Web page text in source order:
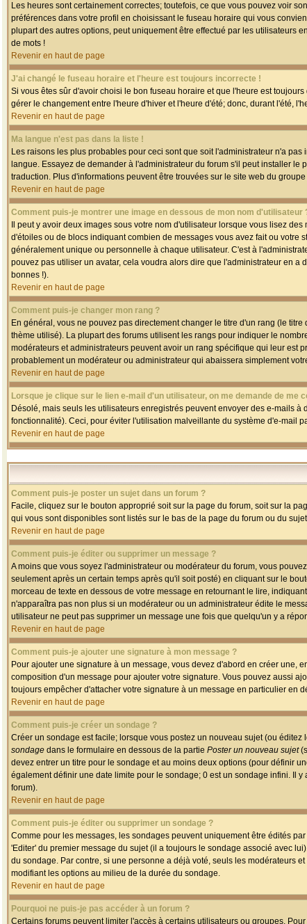
Les heures sont certainement correctes; toutefois, ce que vous pouvez voir
préférences dans votre profil en choisissant le fuseau horaire qui vous
plupart des autres options, peut uniquement être effectué par les utilisateurs
de mots !
Revenir en haut de page
J'ai changé le fuseau horaire et l'heure est toujours incorrecte !
Si vous êtes sûr d'avoir choisi le bon fuseau horaire et que l'heure est
gérer le changement entre l'heure d'hiver et l'heure d'été; donc, durant l'été,
Revenir en haut de page
Ma langue n'est pas dans la liste !
Les raisons les plus probables pour ceci sont que soit l'administrateur n'a
langue. Essayez de demander à l'administrateur du forum s'il peut installer
traduction. Plus d'informations peuvent être trouvées sur le site web du
Revenir en haut de page
Comment puis-je montrer une image en dessous de mon nom d'utilisateur
Il peut y avoir deux images sous votre nom d'utilisateur lorsque vous lisez
d'étoiles ou de blocs indiquant combien de messages vous avez fait ou votre
généralement unique ou personnelle à chaque utilisateur. C'est à
pouvez pas utiliser un avatar, cela voudra alors dire que l'administrateur en
bonnes !).
Revenir en haut de page
Comment puis-je changer mon rang ?
En général, vous ne pouvez pas directement changer le titre d'un rang (le
thème utilisé). La plupart des forums utilisent les rangs pour indiquer le
modérateurs et administrateurs peuvent avoir un rang spécifique qui leur est
probablement un modérateur ou administrateur qui abaissera simplement
Revenir en haut de page
Lorsque je clique sur le lien e-mail d'un utilisateur, on me demande de me
Désolé, mais seuls les utilisateurs enregistrés peuvent envoyer des e-mails
fonctionnalité). Ceci, pour éviter l'utilisation malveillante du système d'e-mail
Revenir en haut de page
Comment puis-je poster un sujet dans un forum ?
Facile, cliquez sur le bouton approprié soit sur la page du forum, soit sur la
qui vous sont disponibles sont listés sur le bas de la page du forum ou du
Revenir en haut de page
Comment puis-je éditer ou supprimer un message ?
A moins que vous soyez l'administrateur ou modérateur du forum, vous
seulement après un certain temps après qu'il soit posté) en cliquant sur le
morceau de texte en dessous de votre message en retournant le lire,
n'apparaîtra pas non plus si un modérateur ou un administrateur édite le
utilisateur ne peut pas supprimer un message une fois que quelqu'un y a
Revenir en haut de page
Comment puis-je ajouter une signature à mon message ?
Pour ajouter une signature à un message, vous devez d'abord en créer une,
composition d'un message pour ajouter votre signature. Vous pouvez aussi
toujours empêcher d'attacher votre signature à un message en particulier en
Revenir en haut de page
Comment puis-je créer un sondage ?
Créer un sondage est facile; lorsque vous postez un nouveau sujet (ou
sondage dans le formulaire en dessous de la partie Poster un nouveau sujet
devez entrer un titre pour le sondage et au moins deux options (pour définir
également définir une date limite pour le sondage; 0 est un sondage infini. Il
forum).
Revenir en haut de page
Comment puis-je éditer ou supprimer un sondage ?
Comme pour les messages, les sondages peuvent uniquement être édités
'Editer' du premier message du sujet (il a toujours le sondage associé avec
du sondage. Par contre, si une personne a déjà voté, seuls les modérateurs
modifiant les options au milieu de la durée du sondage.
Revenir en haut de page
Pourquoi ne puis-je pas accéder à un forum ?
Certains forums peuvent limiter l'accès à certains utilisateurs ou groupes.